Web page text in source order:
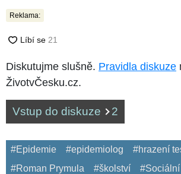
Reklama:
Diskutujme slušně. Pravidla diskuze
ŽivotvČesku.cz.
Vstup do diskuze 2
#Epidemie #epidemiolog #hrazení
#Roman Prymula
#školství